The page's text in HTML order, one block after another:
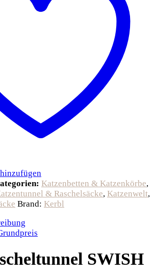
Katzenbetten & Katzenkörbe,
& Raschelsäcke, Katzenwelt,
Brand: Kerbl
SWISH